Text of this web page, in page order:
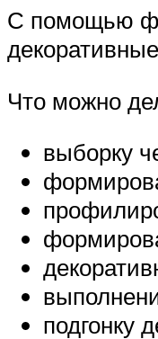
С помощью
Что можно
выборку
подгонку